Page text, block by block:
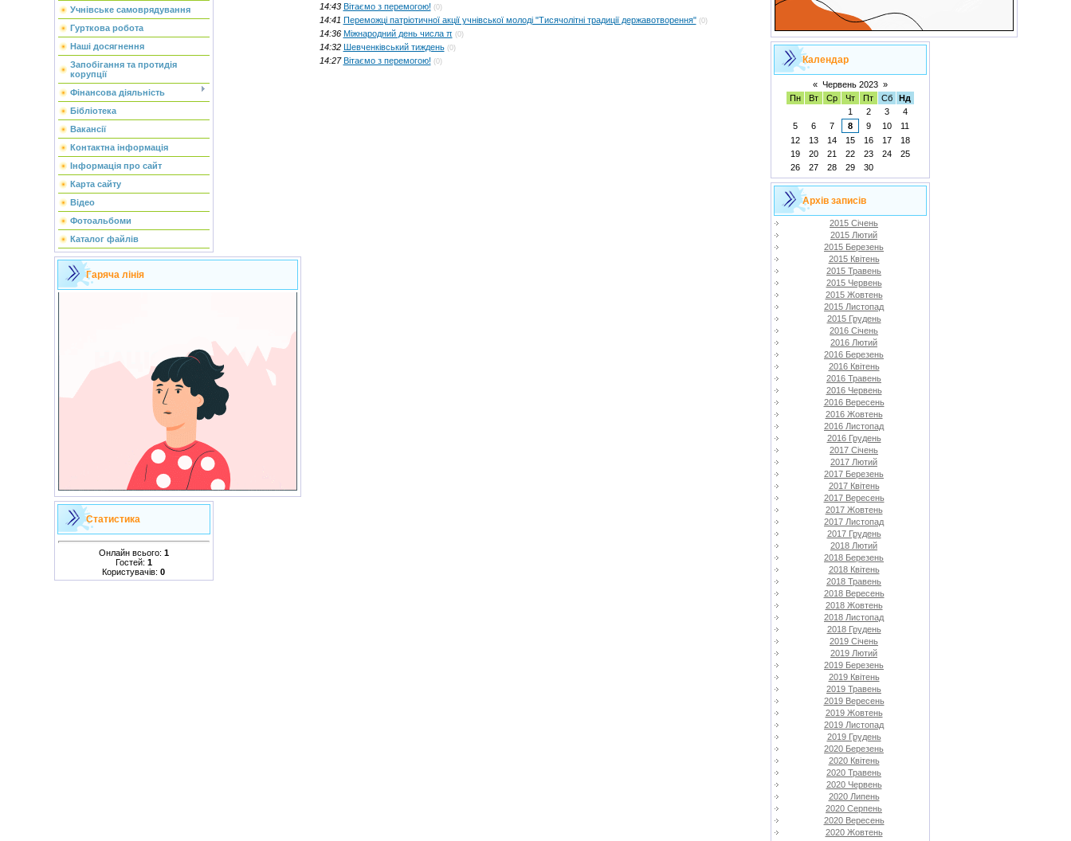
Учнівське самоврядування
Гурткова робота
Наші досягнення
Запобігання та протидія
корупції
Фінансова діяльність
Бібліотека
Вакансії
Контактна інформація
Інформація про сайт
Карта сайту
Відео
Фотоальбоми
Каталог файлів
Гаряча лінія
Статистика
Онлайн всього: 1
Гостей: 1
Користувачів: 0
14:43 Вітаємо з перемогою! (0)
14:41 Переможці патріотичної акції учнівської молоді "Тисячолітні традиції державотворення" (0)
14:36 Міжнародний день числа π (0)
14:32 Шевченківський тиждень (0)
14:27 Вітаємо з перемогою! (0) Календар
« Червень 2023 »
Пн
Вт Ср Чт Пт Сб
Нд
1
2 3
4
5
6 7 8 9 10
11
12
13 14 15 16 17
18
19
20 21 22 23 24
25
26
27 28 29 30
Архів записів
2015 Січень
2015 Лютий
2015 Березень
2015 Квітень
2015 Травень
2015 Червень
2015 Жовтень
2015 Листопад
2015 Грудень
2016 Січень
2016 Лютий
2016 Березень
2016 Квітень
2016 Травень
2016 Червень
2016 Вересень
2016 Жовтень
2016 Листопад
2016 Грудень
2017 Січень
2017 Лютий
2017 Березень
2017 Квітень
2017 Вересень
2017 Жовтень
2017 Листопад
2017 Грудень
2018 Лютий
2018 Березень
2018 Квітень
2018 Травень
2018 Вересень
2018 Жовтень
2018 Листопад
2018 Грудень
2019 Січень
2019 Лютий
2019 Березень
2019 Квітень
2019 Травень
2019 Вересень
2019 Жовтень
2019 Листопад
2019 Грудень
2020 Березень
2020 Квітень
2020 Травень
2020 Червень
2020 Липень
2020 Серпень
2020 Вересень
2020 Жовтень